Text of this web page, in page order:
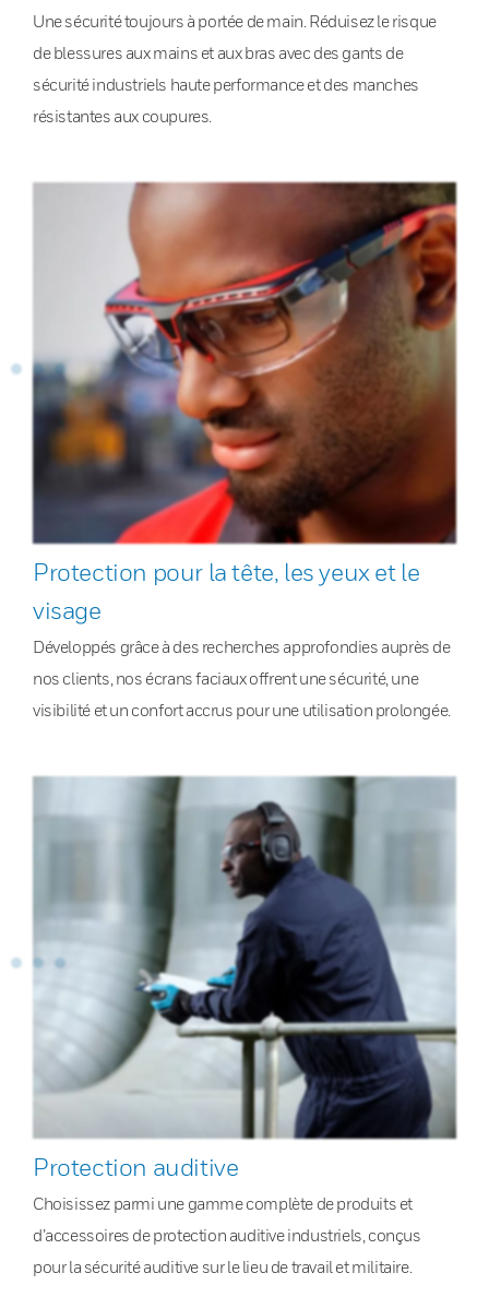
Une sécurité toujours à portée de main. Réduisez le risque
de blessures aux mains et aux bras avec des gants de
sécurité industriels haute performance et des manches
résistantes aux coupures.
Protection pour la tête, les yeux et le
visage
Développés grâce à des recherches approfondies auprès de
nos clients, nos écrans faciaux offrent une sécurité, une
visibilité et un confort accrus pour une utilisation prolongée.
Protection auditive
Choisissez parmi une gamme complète de produits et
d’accessoires de protection auditive industriels, conçus
pour la sécurité auditive sur le lieu de travail et militaire.